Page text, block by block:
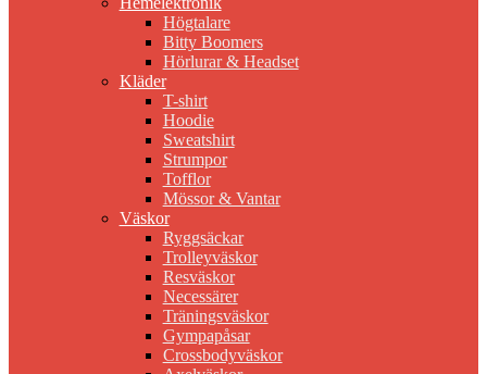
Högtalare
Bitty Boomers
Hörlurar & Headset
Kläder
T-shirt
Hoodie
Sweatshirt
Strumpor
Tofflor
Mössor & Vantar
Väskor
Ryggsäckar
Trolleyväskor
Resväskor
Necessärer
Träningsväskor
Gympapåsar
Crossbodyväskor